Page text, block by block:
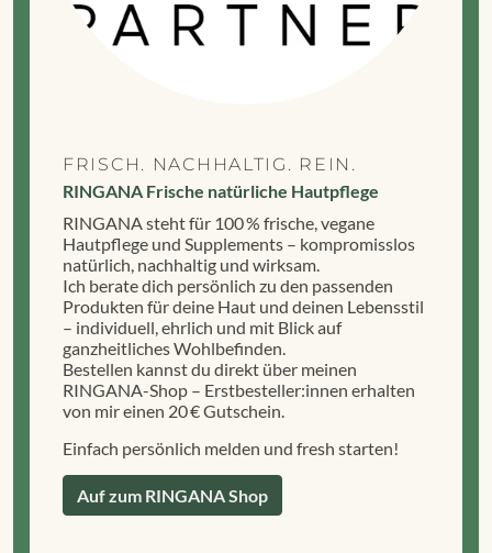
FRISCH. NACHHALTIG. REIN.
RINGANA Frische natürliche Hautpflege
RINGANA steht für 100 % frische, vegane
Hautpflege und Supplements – kompromisslos
natürlich, nachhaltig und wirksam.
Ich berate dich persönlich zu den passenden
Produkten für deine Haut und deinen Lebensstil
– individuell, ehrlich und mit Blick auf
ganzheitliches Wohlbefinden.
Bestellen kannst du direkt über meinen
RINGANA-Shop – Erstbesteller:innen erhalten
von mir einen 20 € Gutschein.
Einfach persönlich melden und fresh starten!
Auf zum RINGANA Shop